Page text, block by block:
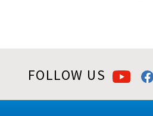
FOLLOW US